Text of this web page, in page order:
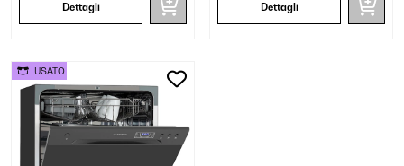
Dettagli Dettagli
USATO